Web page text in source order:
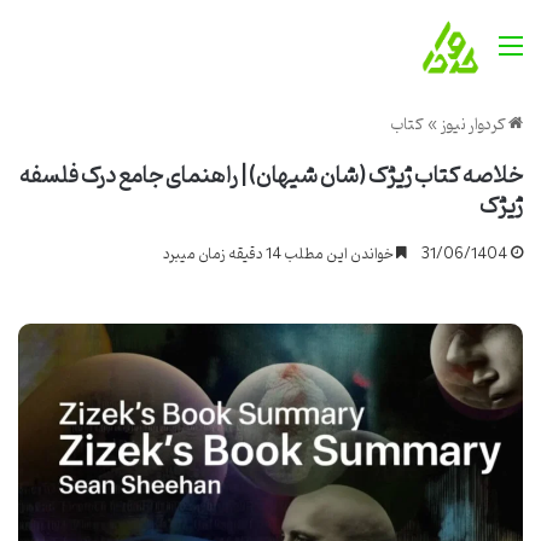
منو
کردوار نیوز»کتاب
خلاصه کتاب ژیژک (شان شیهان) | راهنمای جامع درک فلسفه
ژیژک
31/06/1404 خواندن این مطلب 14 دقیقه زمان میبرد